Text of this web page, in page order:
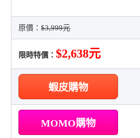
原價：$3,999元
限時特價：$2,638元
蝦皮購物
MOMO購物